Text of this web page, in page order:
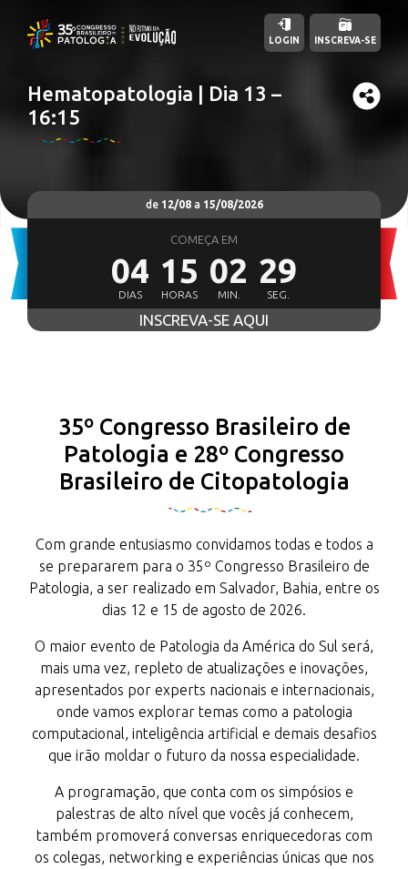
Hematopatologia | Dia 13 –
16:15
LOGIN INSCREVA-SE
de 12/08a 15/08/2026
COMEÇA EM
04
DIAS
15
HORAS
02
MIN.
28
SEG.
INSCREVA-SE AQUI
35º Congresso Brasileiro de
Patologia e 28º Congresso
Brasileiro de Citopatologia
Com grande entusiasmo convidamos todas e todos a
se prepararem para o 35º Congresso Brasileiro de
Patologia, a ser realizado em Salvador, Bahia, entre os
dias 12 e 15 de agosto de 2026.
O maior evento de Patologia da América do Sul será,
mais uma vez, repleto de atualizações e inovações,
apresentados por experts nacionais e internacionais,
onde vamos explorar temas como a patologia
computacional, inteligência artificial e demais desafios
que irão moldar o futuro da nossa especialidade.
A programação, que conta com os simpósios e
palestras de alto nível que vocês já conhecem,
também promoverá conversas enriquecedoras com
os colegas, networking e experiências únicas que nos